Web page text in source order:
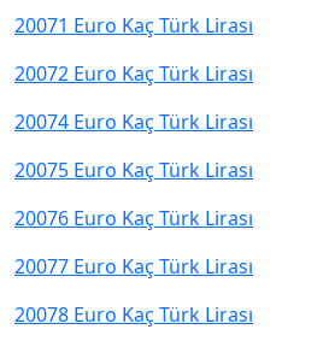
20071 Euro Kaç Türk Lirası
20072 Euro Kaç Türk Lirası
20074 Euro Kaç Türk Lirası
20075 Euro Kaç Türk Lirası
20076 Euro Kaç Türk Lirası
20077 Euro Kaç Türk Lirası
20078 Euro Kaç Türk Lirası